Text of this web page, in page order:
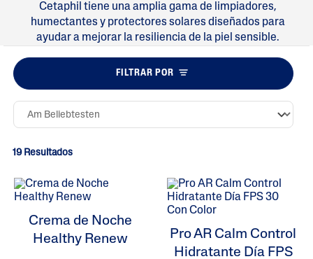
Cetaphil tiene una amplia gama de limpiadores,
humectantes y protectores solares diseñados para
ayudar a mejorar la resiliencia de la piel sensible.
FILTRAR POR
19 Resultados
Crema de Noche
Healthy Renew
Pro AR Calm Control
Hidratante Día FPS